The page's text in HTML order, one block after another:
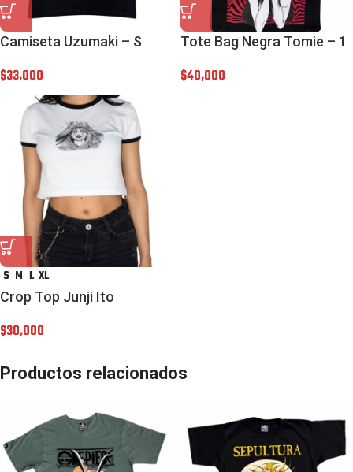
Camiseta Uzumaki – S
$33,000
Tote Bag Negra Tomie – 1
$40,000
S M L XL
Crop Top Junji Ito
$30,000
Productos relacionados